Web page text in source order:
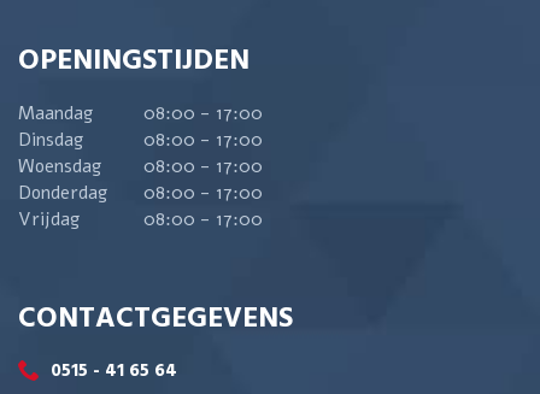
OPENINGSTIJDEN
Maandag
08:00 - 17:00
Dinsdag
08:00 - 17:00
Woensdag
08:00 - 17:00
Donderdag
08:00 - 17:00
Vrijdag
08:00 - 17:00
CONTACTGEGEVENS
0515 - 41 65 64